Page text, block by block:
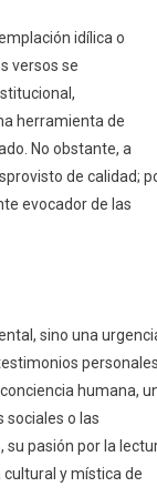
idílica o
versos se
herramienta de
No obstante, a
de calidad;
evocador de las
sino una
humana,
sociales o las
su pasión por la
y mística de